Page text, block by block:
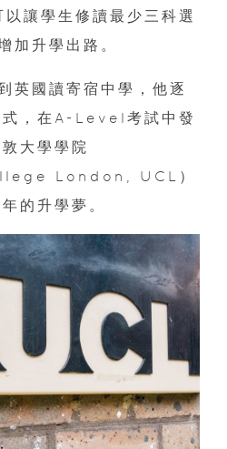
讓學生修讀最少三科選
加升學出路。
英國讀寄宿中學，他逐
式，在A-Level考試中發
大學學院
London, UCL）
的升學夢。